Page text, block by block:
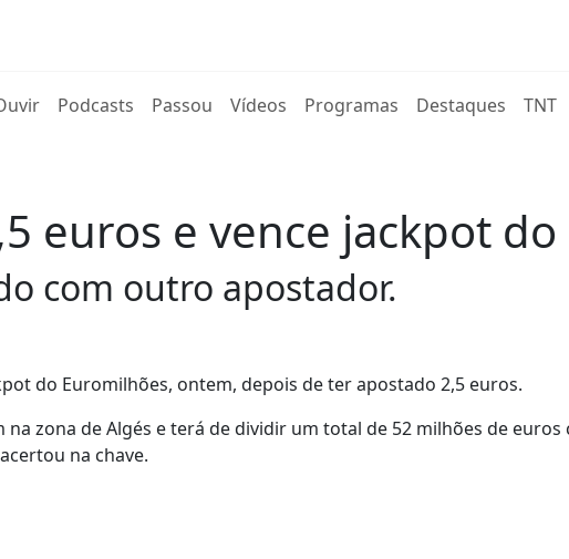
(current)
Podcasts Passou Vídeos Programas Destaques TNT
euros e vence jackpot
com outro apostador.
do Euromilhões, ontem, depois de ter apostado 2,5 euros.
zona de Algés e terá de dividir um total de 52 milhões de euros
na chave.